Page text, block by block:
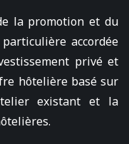
la promotion et du
accordée
privé et
hôtelière basé sur
existant et la